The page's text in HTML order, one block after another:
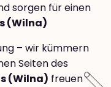
sorgen für einen
(Wilna)
– wir kümmern
Seiten des
(Wilna) freuen